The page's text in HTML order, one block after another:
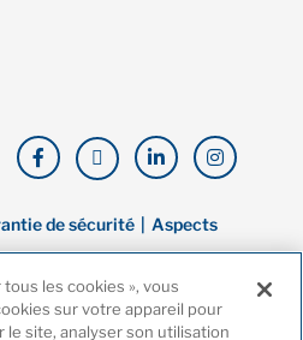
de sécurité
Aspects
Tous droits réservés. La Financière
de Banque Home, une filiale en
les cookies », vous
sur votre appareil pour
le site, analyser son utilisation